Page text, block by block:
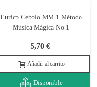
Eurico Cebolo MM 1 Método
Música Mágica No 1
5,70 €
Añadir al carrito
Disponible